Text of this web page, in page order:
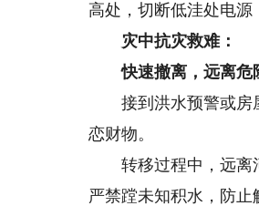
高处，切断低洼处电源
灾中抗灾救难：
快速撤离，远离危
接到洪水预警或房屋
恋财物。
转移过程中，远离河
严禁蹚未知积水，防止